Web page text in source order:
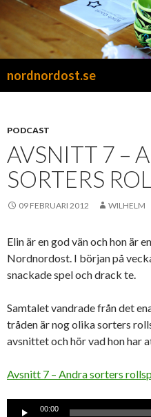
nordnordost.se
PODCAST
AVSNITT 7 –
SORTERS
09 FEBRUARI 2012 WILHELM
Elin är en god vän och hon är
Nordnordost. I början på
snackade spel och drack te.
Samtalet vandrade från det
tråden är nog olika sorters
avsnittet och hör vad hon har
Avsnitt 7 – Andra sorters
Ljudspelare
00:00